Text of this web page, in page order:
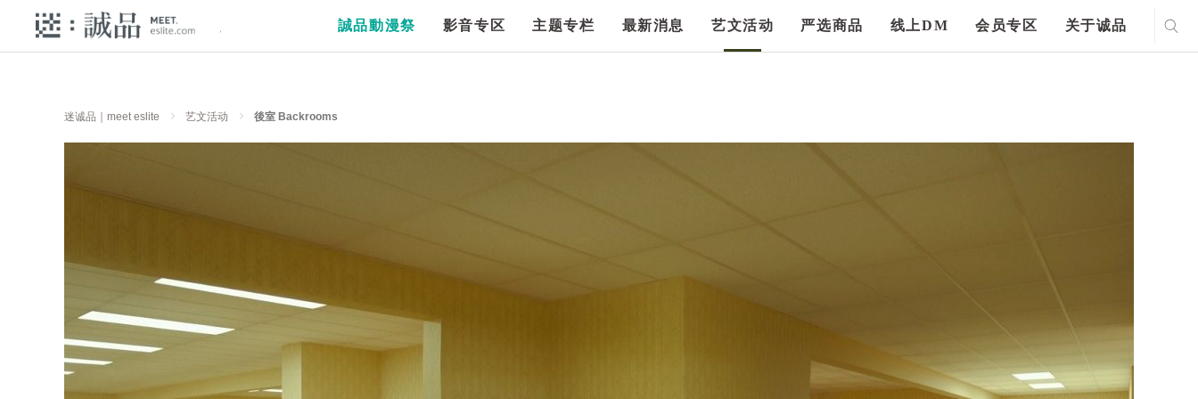
誠品動漫祭 影音专区 主题专栏 最新消息 艺文活动 严选商品 线上DM 会员专区 关于诚品
迷诚品｜meet eslite 艺文活动 後室 Backrooms